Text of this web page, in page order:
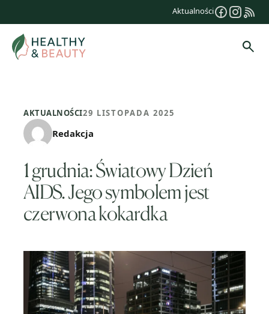
treści
Aktualności
AKTUALNOŚCI29 LISTOPADA 2025
Redakcja
1 grudnia: Światowy Dzień
AIDS. Jego symbolem jest
czerwona kokardka